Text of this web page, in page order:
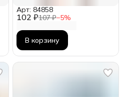
102 ₽107 ₽−5%
Арт: 84858
В корзину